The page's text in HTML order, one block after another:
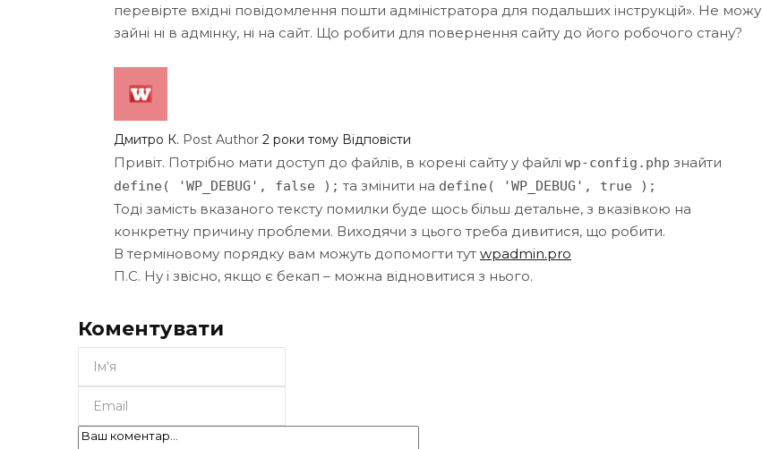
перевірте вхідні повідомлення пошти адміністратора для подальших інструкцій». Не можу
зайні ні в адмінку, ні на сайт. Що робити для повернення сайту до його робочого стану?
Дмитро К. Post Author 2 роки тому Відповісти
Привіт. Потрібно мати доступ до файлів, в корені сайту у файлі wp-config.php знайти
define( 'WP_DEBUG', false ); та змінити на define( 'WP_DEBUG', true );
Тоді замість вказаного тексту помилки буде щось більш детальне, з вказівкою на
конкретну причину проблеми. Виходячи з цього треба дивитися, що робити.
В терміновому порядку вам можуть допомогти тут wpadmin.pro
П.С. Ну і звісно, якщо є бекап – можна відновитися з нього.
Коментувати